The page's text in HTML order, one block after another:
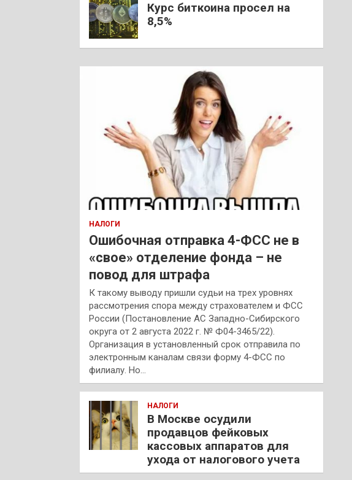
Курс биткоина просел на
8,5%
НАЛОГИ
Ошибочная отправка 4-ФСС не в
«свое» отделение фонда – не
повод для штрафа
К такому выводу пришли судьи на трех уровнях
рассмотрения спора между страхователем и ФСС
России (Постановление АС Западно-Сибирского
округа от 2 августа 2022 г. № Ф04-3465/22).
Организация в установленный срок отправила по
электронным каналам связи форму 4-ФСС по
филиалу. Но…
НАЛОГИ
В Москве осудили
продавцов фейковых
кассовых аппаратов для
ухода от налогового учета